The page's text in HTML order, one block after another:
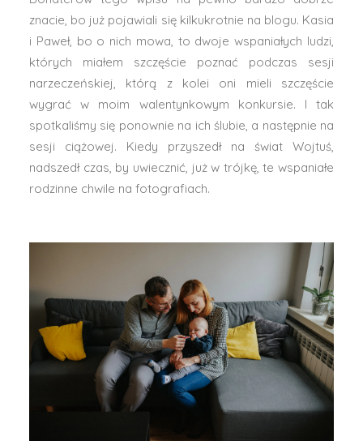
znacie, bo już pojawiali się kilkukrotnie na blogu. Kasia
i Paweł, bo o nich mowa, to dwoje wspaniałych ludzi,
których miałem szczęście poznać podczas sesji
narzeczeńskiej, którą z kolei oni mieli szczęście
wygrać w moim walentynkowym konkursie. I tak
spotkaliśmy się ponownie na ich ślubie, a następnie na
sesji ciążowej. Kiedy przyszedł na świat Wojtuś,
nadszedł czas, by uwiecznić, już w trójkę, te wspaniałe
rodzinne chwile na fotografiach.